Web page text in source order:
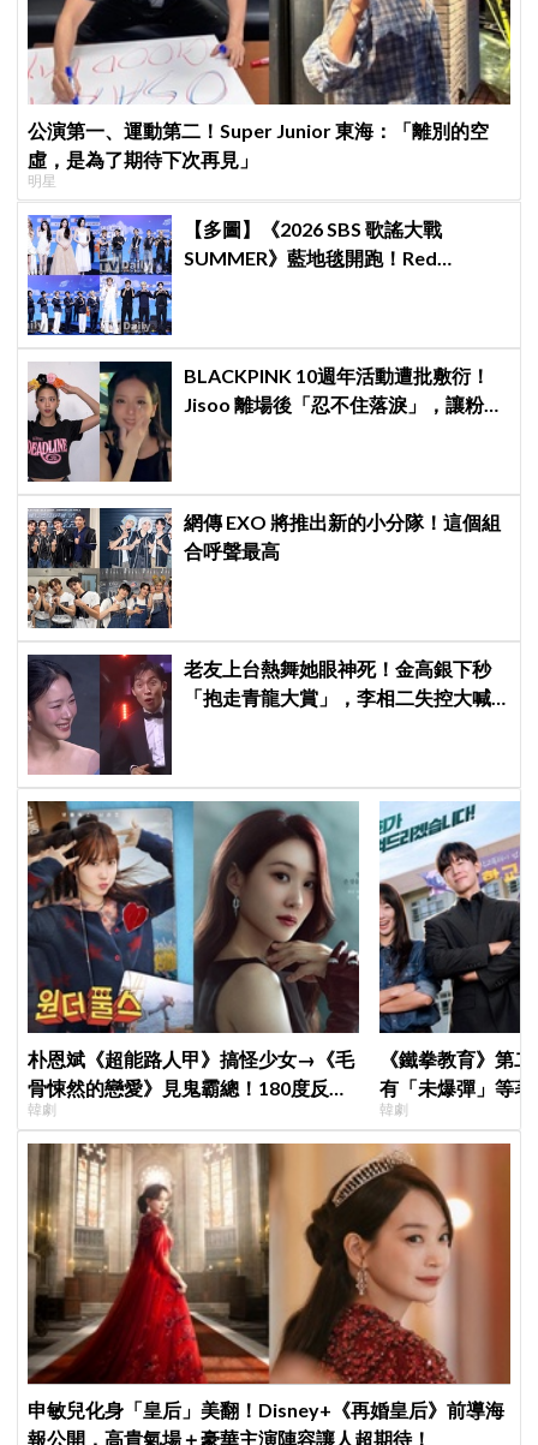
公演第一、運動第二！Super Junior 東海：「離別的空
虛，是為了期待下次再見」
明星
【多圖】《2026 SBS 歌謠大戰
SUMMER》藍地毯開跑！Red
BLACKPINK 10週年活動遭批敷衍！
Jisoo 離場後「忍不住落淚」，讓粉絲
網傳 EXO 將推出新的小分隊！這個組
合呼聲最高
老友上台熱舞她眼神死！金高銀下秒
「抱走青龍大賞」，李相二失控大喊
朴恩斌《超能路人甲》搞怪少女→《毛
骨悚然的戀愛》見鬼霸總！180度反差
演技獲讚「信看演員」
韓劇
《鐵拳教育》第
有「未爆彈」等
「打更大」
韓劇
申敏兒化身「皇后」美翻！Disney+《再婚皇后》前導海
報公開，高貴氣場＋豪華主演陣容讓人超期待！